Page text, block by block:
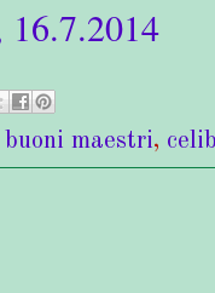
16.7.2014
buoni maestri,